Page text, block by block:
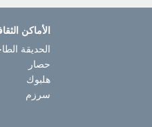
الأماكن
الحديقة
حصار
هلبوك
سرزم